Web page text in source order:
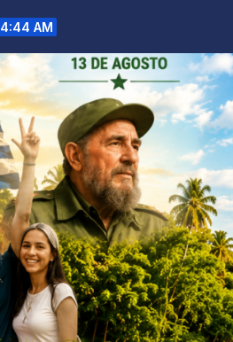
4:44 AM